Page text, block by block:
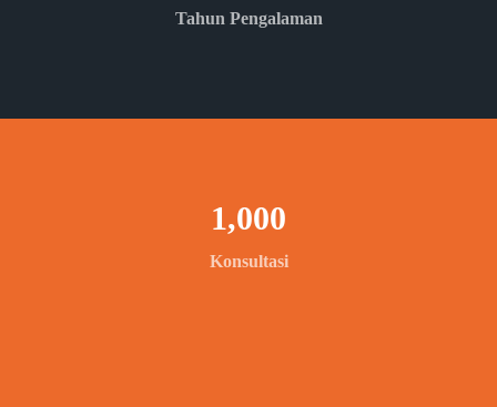
Tahun Pengalaman
Konsultasi
1,000